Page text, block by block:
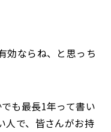
効ならね、と思っち
も最長1年って書い
人で、皆さんがお持